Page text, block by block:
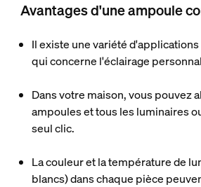
Avantages d'une ampoule
Il existe une variété
qui concerne l'éclairage
Dans votre maison, vous pouvez
ampoules et tous les luminaires
seul clic.
La couleur et la température de
blancs) dans chaque pièce